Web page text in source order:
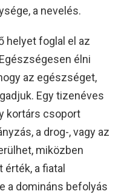
a nevelés.
helyet foglal el az
élni
az egészséget,
Egy tizenéves
kortárs csoport
a drog-, vagy az
miközben
a fiatal
a domináns befolyás